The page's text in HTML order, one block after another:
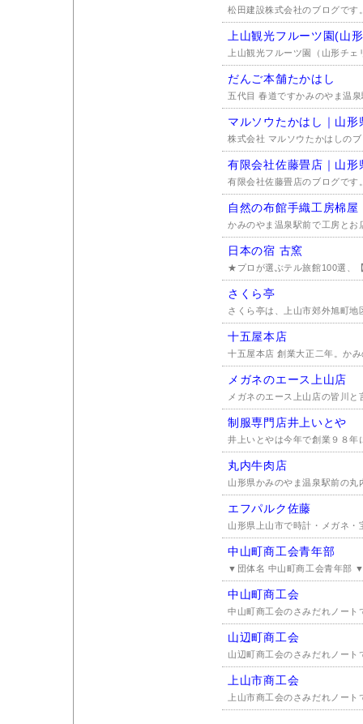
松田建設株式会社のブログで
上山観光フルーツ園(山
上山観光フルーツ園（山形チ
だんご本舗たかはし
五代目 春道ですかみのやま温
マルソウたかはし｜山形
株式会社 マルソウたかはしの
有限会社佐藤畳店｜山形
有限会社佐藤畳店のブログで
自然の布館手織工房棉屋
かみのやま温泉駅前で工房と
日本の宿 古窯
★プロが選ぶテル旅館100選、
さくら亭
さくら亭は、上山市郊外旭町
十五屋本店
十五屋本店 創業大正二年。か
メガネのエース上山店
メガネのエース上山店の皆川
制服専門店井上いとや
井上いとやは今年で創業９８
丸内牛肉店
山形県かみのやま温泉駅前の
エフパルク佐藤
山形県上山市で時計・メガネ
中山町商工会青年部
▼団体名 中山町商工会青年部
中山町商工会
中山町商工会のさみだれノート
山辺町商工会
山辺町商工会のさみだれノート
上山市商工会
上山市商工会のさみだれノート